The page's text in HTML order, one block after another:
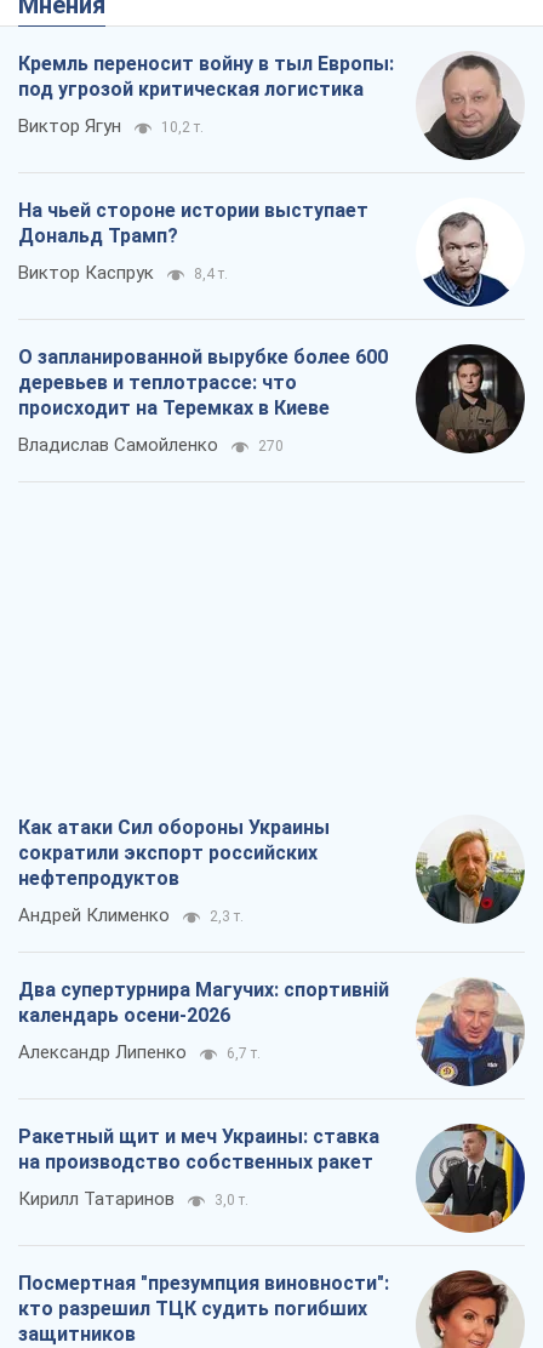
Кремль переносит войну в тыл Европы:
под угрозой критическая логистика
Виктор Ягун 10,2 т.
На чьей стороне истории выступает
Дональд Трамп?
Виктор Каспрук 8,4 т.
О запланированной вырубке более 600
деревьев и теплотрассе: что
происходит на Теремках в Киеве
Владислав Самойленко 270
Как атаки Сил обороны Украины
сократили экспорт российских
нефтепродуктов
Андрей Клименко 2,3 т.
Два супертурнира Магучих: спортивній
календарь осени-2026
Александр Липенко 6,7 т.
Ракетный щит и меч Украины: ставка
на производство собственных ракет
Кирилл Татаринов 3,0 т.
Посмертная "презумпция виновности":
кто разрешил ТЦК судить погибших
защитников